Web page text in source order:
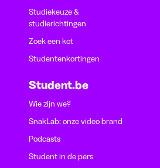
Studiekeuze &
studierichtingen
Zoek een kot
Studentenkortingen
Student.be
Wie zijn we?
SnakLab: onze video brand
Podcasts
Student in de pers